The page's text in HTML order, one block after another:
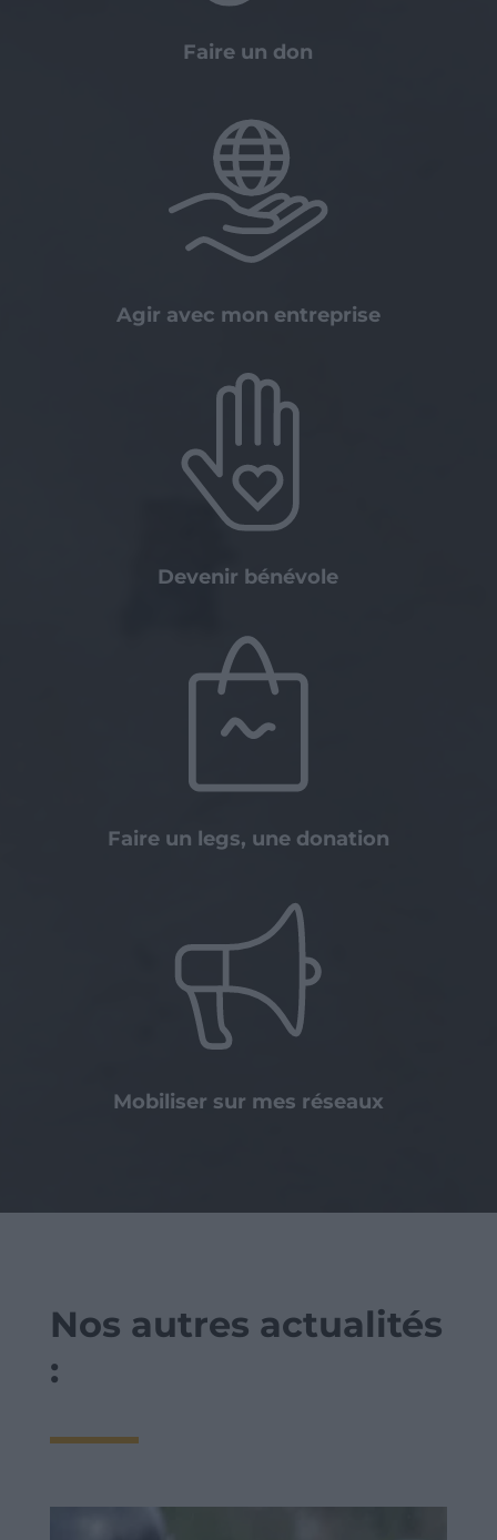
Faire un don
Agir avec mon entreprise
Devenir bénévole
Faire un legs, une donation
Mobiliser sur mes réseaux
Nos autres actualités
: